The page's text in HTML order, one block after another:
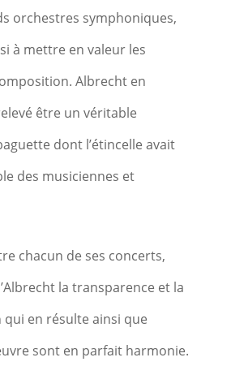
orchestres symphoniques,
à mettre en valeur les
Albrecht en
être un véritable
dont l’étincelle avait
des musiciennes et
chacun de ses concerts,
la transparence et la
en résulte ainsi que
sont en parfait harmonie.